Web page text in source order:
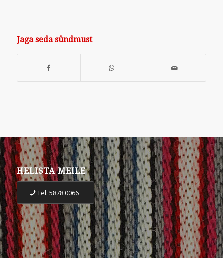
Jaga seda sündmust
HELISTA MEILE
Tel: 5878 0066